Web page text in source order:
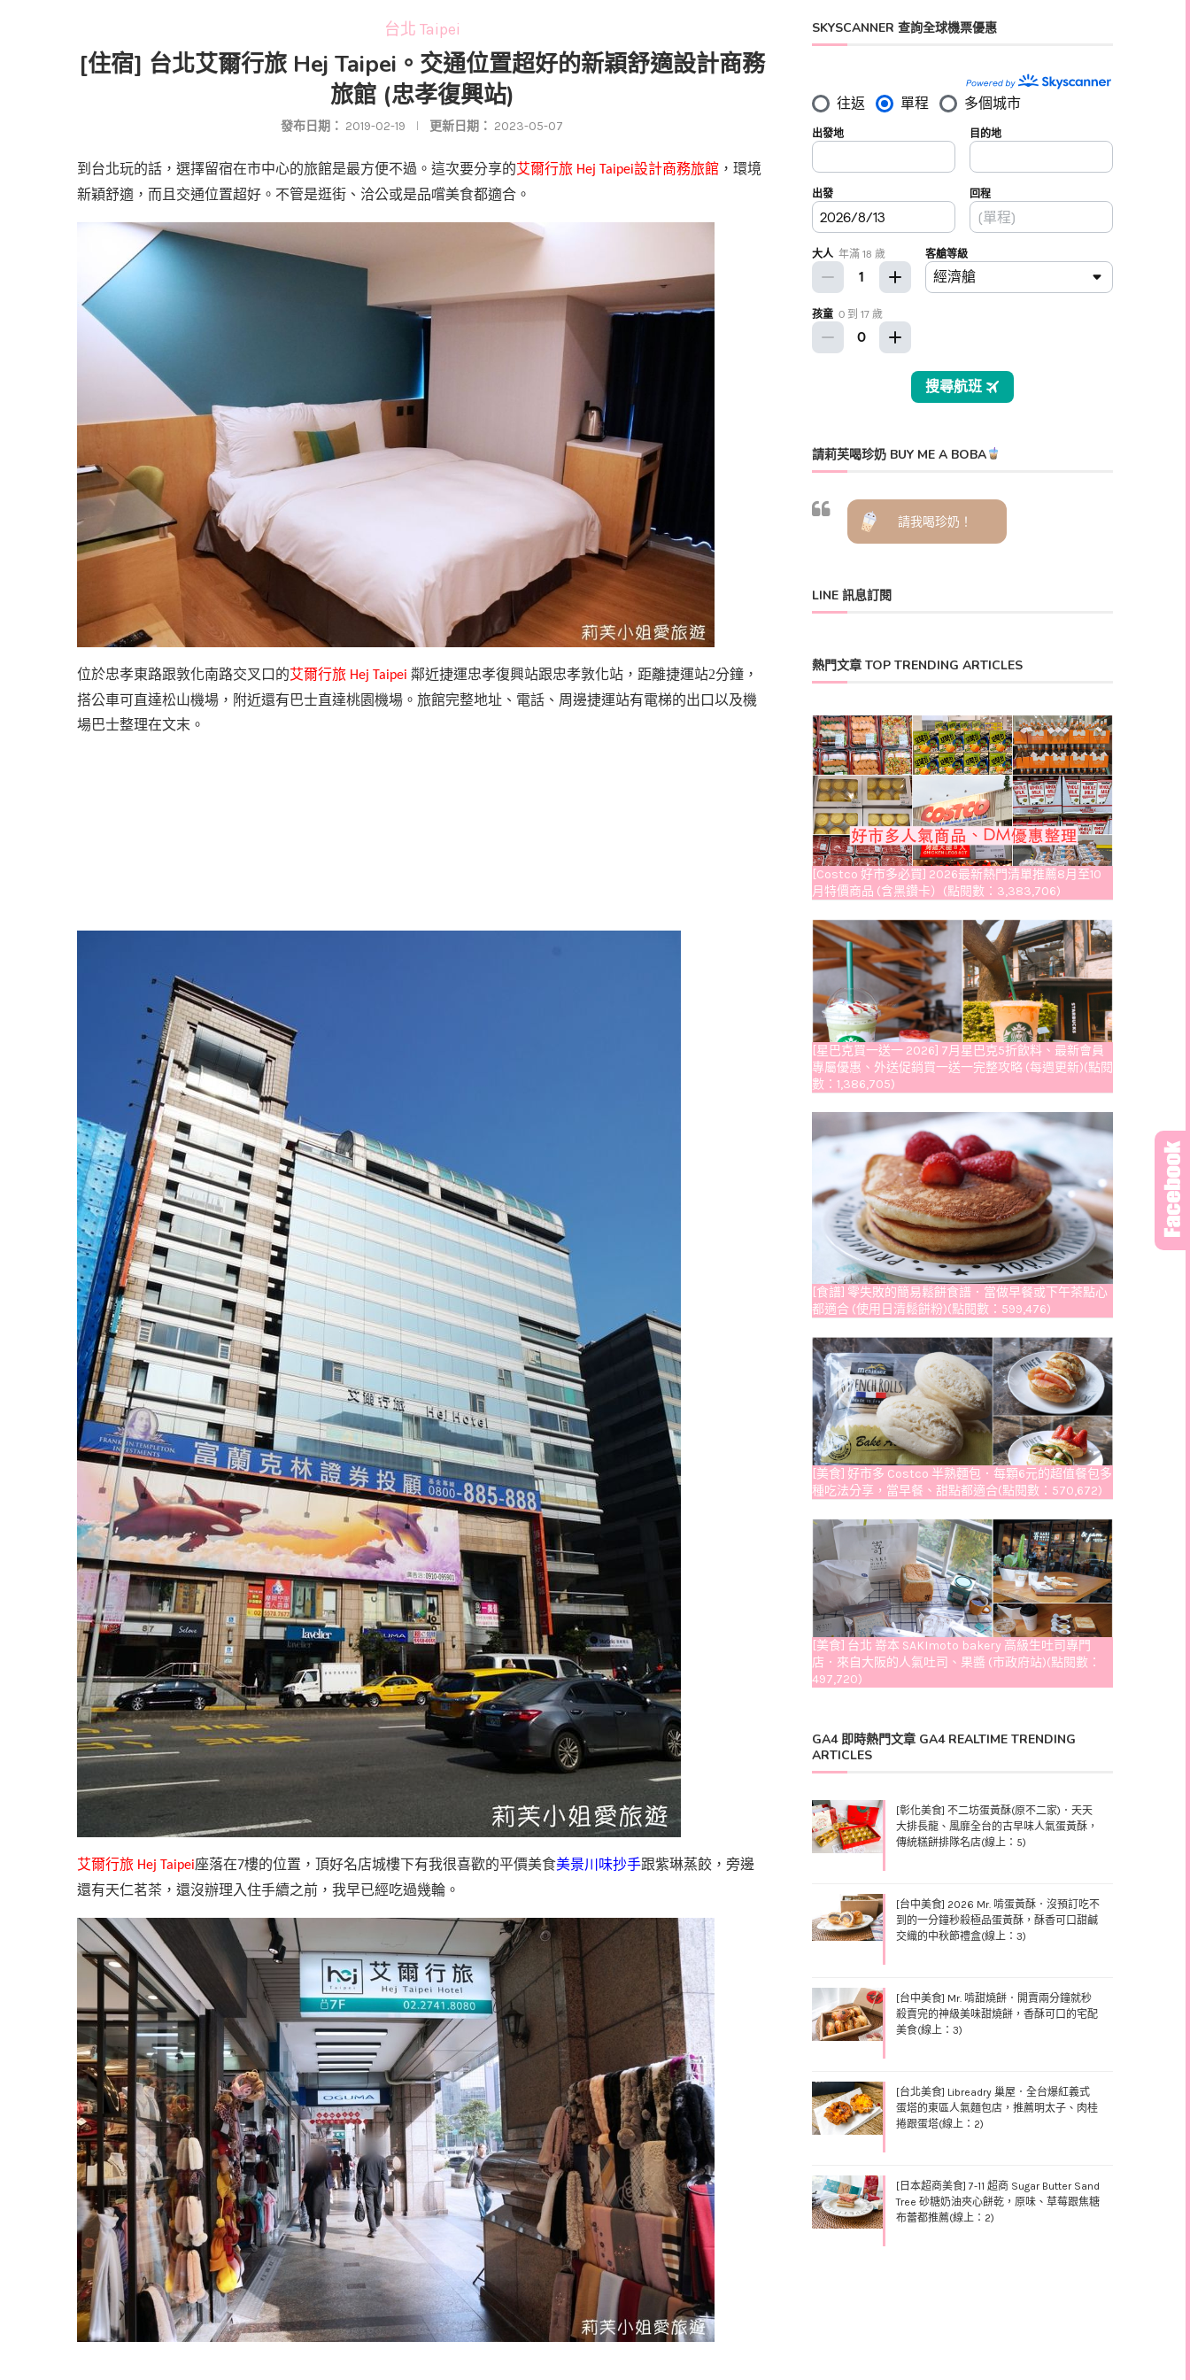
台北 Taipei
[住宿] 台北艾爾行旅 Hej Taipei。交通位置超好的新穎舒適設計商務
旅館 (忠孝復興站)
發布日期： 2019-02-19 更新日期： 2023-05-07
到台北玩的話，選擇留宿在市中心的旅館是最方便不過。這次要分享的艾爾行旅 Hej Taipei設計商務旅館 ，環境
新穎舒適，而且交通位置超好。不管是逛街、洽公或是品嚐美食都適合。
位於忠孝東路跟敦化南路交叉口的艾爾行旅 Hej Taipei 鄰近捷運忠孝復興站跟忠孝敦化站，距離捷運站2分鐘，
搭公車可直達松山機場，附近還有巴士直達桃園機場。旅館完整地址、電話、周邊捷運站有電梯的出口以及機
場巴士整理在文末。
艾爾行旅 Hej Taipei座落在7樓的位置，頂好名店城樓下有我很喜歡的平價美食美景川味抄手跟紫琳蒸餃，旁邊
還有天仁茗茶，還沒辦理入住手續之前，我早已經吃過幾輪。
SKYSCANNER 查詢全球機票優惠
請莉芙喝珍奶 BUY ME A BOBA
請我喝珍奶！
LINE 訊息訂閱
熱門文章 TOP TRENDING ARTICLES
[Costco 好市多必買] 2026最新熱門清單推薦8月至10
月特價商品 (含黑鑽卡）(點閱數：3,383,706)
[星巴克買一送一 2026] 7月星巴克5折飲料、最新會員
專屬優惠、外送促銷買一送一完整攻略 (每週更新)(點閱
數：1,386,705)
[食譜] 零失敗的簡易鬆餅食譜．當做早餐或下午茶點心
都適合 (使用日清鬆餅粉)(點閱數：599,476)
[美食] 好市多 Costco 半熟麵包．每顆6元的超值餐包多
種吃法分享，當早餐、甜點都適合(點閱數：570,672)
[美食] 台北 嵜本 SAKImoto bakery 高級生吐司專門
店．來自大阪的人氣吐司、果醬 (市政府站)(點閱數：
497,720)
GA4 即時熱門文章 GA4 REALTIME TRENDING
ARTICLES
[彰化美食] 不二坊蛋黃酥(原不二家)．天天
大排長龍、風靡全台的古早味人氣蛋黃酥，
傳統糕餅排隊名店(線上：5)
[台中美食] 2026 Mr. 啃蛋黃酥．沒預訂吃不
到的一分鐘秒殺極品蛋黃酥，酥香可口甜鹹
交織的中秋節禮盒(線上：3)
[台中美食] Mr. 啃甜燒餅．開賣兩分鐘就秒
殺賣完的神級美味甜燒餅，香酥可口的宅配
美食(線上：3)
[台北美食] Libreadry 巢屋．全台爆紅義式
蛋塔的東區人氣麵包店，推薦明太子、肉桂
捲跟蛋塔(線上：2)
[日本超商美食] 7-11 超商 Sugar Butter Sand
Tree 砂糖奶油夾心餅乾，原味、草莓跟焦糖
布蕾都推薦(線上：2)